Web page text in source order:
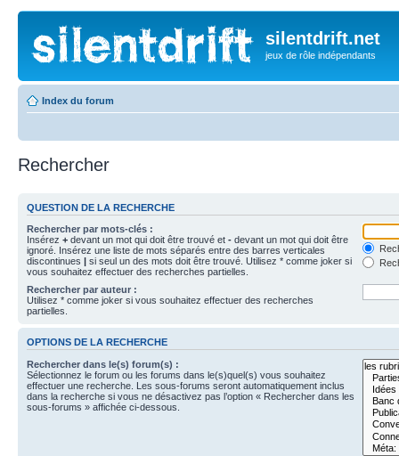
silentdrift.net
jeux de rôle indépendants
Index du forum
Rechercher
QUESTION DE LA RECHERCHE
Rechercher par mots-clés :
Insérez + devant un mot qui doit être trouvé et - devant un mot qui doit être
ignoré. Insérez une liste de mots séparés entre des barres verticales
discontinues | si seul un des mots doit être trouvé. Utilisez * comme joker si
vous souhaitez effectuer des recherches partielles.
Rechercher par auteur :
Utilisez * comme joker si vous souhaitez effectuer des recherches
partielles.
OPTIONS DE LA RECHERCHE
Rechercher dans le(s) forum(s) :
Sélectionnez le forum ou les forums dans le(s)quel(s) vous souhaitez
effectuer une recherche. Les sous-forums seront automatiquement inclus
dans la recherche si vous ne désactivez pas l’option « Rechercher dans les
sous-forums » affichée ci-dessous.